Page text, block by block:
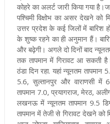
कोहरे का अलर्ट जारी किया गया
पश्चिमी विक्षोभ का असर देखने
उत्तर प्रदेश के कई जिलों में बारिश
के शुष्क रहने का ही अनुमान हैं।
और बढ़ेगी। अगले दो दिनों बाद
तक तापमान में गिरावट आ सकती
ठंडा दिन रहा. यहां न्यूनतम
5.6, सुल्तानपुर और वाराणसी में
तापमान 7.0, प्रयागराज, मेरठ,
लखनऊ में न्यूनतम तापमान 9.5
तापमान में तेजी से गिरावट देखने को